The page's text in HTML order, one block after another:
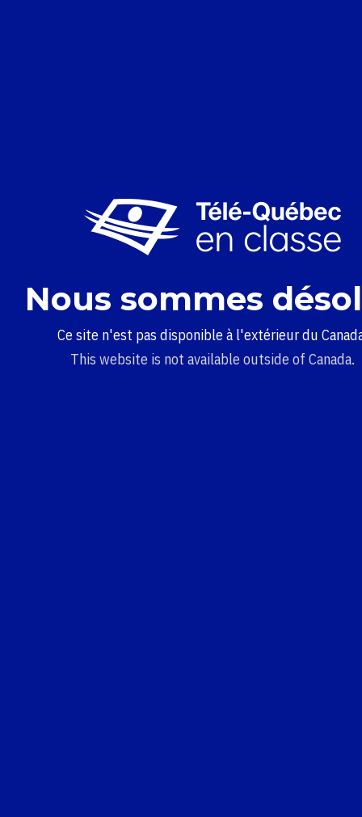
Nous sommes
Ce site n'est pas disponible à l'extérieur du
This website is not available outside of Canada.